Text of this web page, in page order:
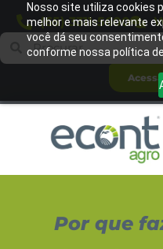
Nosso site utiliza cookies
melhor e mais relevante
você dá seu
conforme nossa política
(65) 3311-5600
Por que